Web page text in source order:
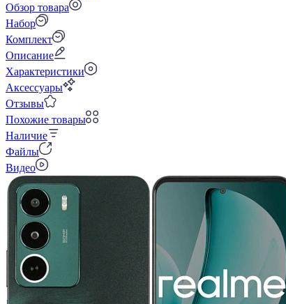
Обзор товара
Набор
Комплект
Описание
Характеристики
Аксессуары
Отзывы
Похожие товары
Наличие
Файлы
Видео